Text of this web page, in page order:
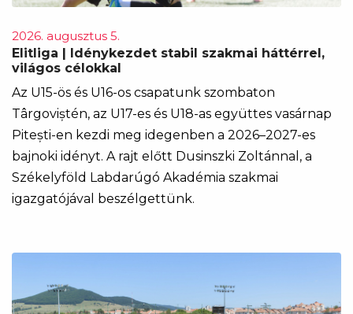
2026. augusztus 5.
Elitliga | Idénykezdet stabil szakmai háttérrel,
világos célokkal
Az U15-ös és U16-os csapatunk szombaton
Târgoviștén, az U17-es és U18-as együttes vasárnap
Pitești-en kezdi meg idegenben a 2026–2027-es
bajnoki idényt. A rajt előtt Dusinszki Zoltánnal, a
Székelyföld Labdarúgó Akadémia szakmai
igazgatójával beszélgettünk.